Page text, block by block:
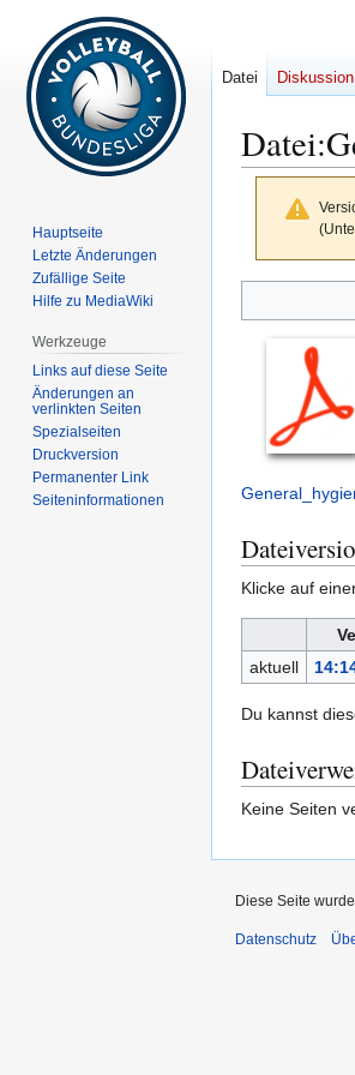
Datei:
Navigation
springen
Suche
springen
Klicke auf
aktuell
Du kannst
Keine Seiten
Datei Diskussion
Hauptseite
Letzte Änderungen
Zufällige Seite
Hilfe zu MediaWiki
Werkzeuge
Links auf diese Seite
Änderungen an
verlinkten Seiten
Spezialseiten
Druckversion
Permanenter Link
Seiten­­informationen
Diese Seite
Datenschutz